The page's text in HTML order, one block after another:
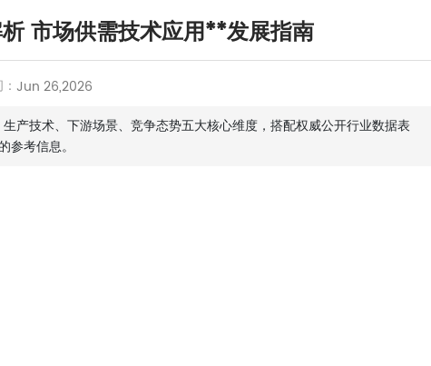
市场供需技术应用**发展指南
Jun 26,2026
产技术、下游场景、竞争态势五大核心维度，搭配权威公开行业数据表
考信息。